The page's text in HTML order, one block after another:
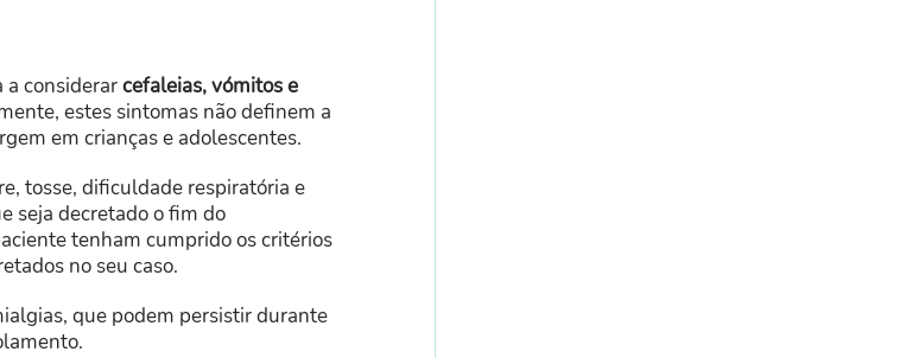
a considerarcefaleias, vómitos e
estes sintomas não definem a
em crianças e adolescentes.
tosse, dificuldade respiratória e
seja decretado o fim do
tenham cumprido os critérios
no seu caso.
que podem persistir durante